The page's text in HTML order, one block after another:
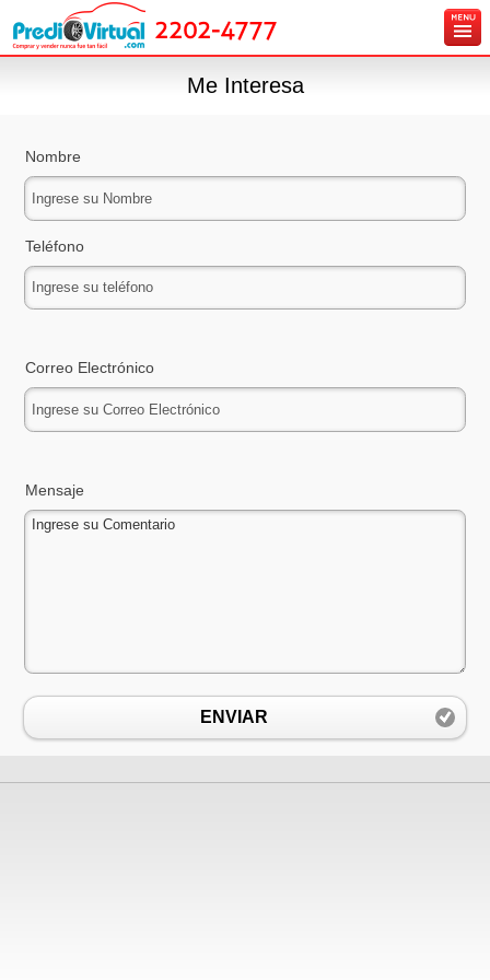
2202-4777
Carros en venta
Créditos y Seguros
Contáctanos
Me Interesa
Nombre
Teléfono
Correo Electrónico
Mensaje
ENVIAR